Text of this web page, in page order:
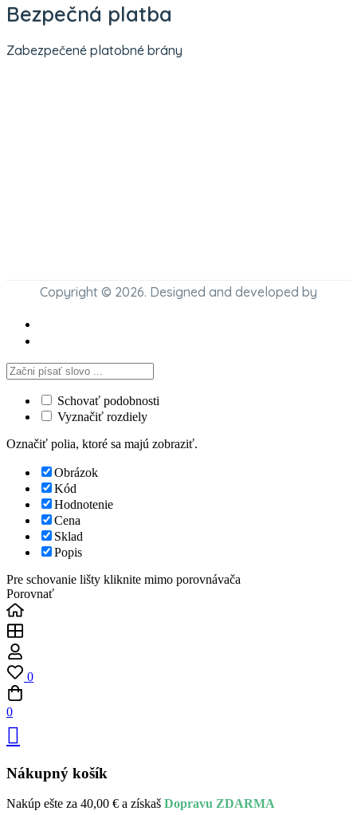
Bezpečná platba
Zabezpečené platobné brány
Copyright © 2026. Designed and developed by
Schovať podobnosti
Vyznačiť rozdiely
Označiť polia, ktoré sa majú zobraziť.
Obrázok
Kód
Hodnotenie
Cena
Sklad
Popis
Pre schovanie lišty kliknite mimo porovnávača
Porovnať
0
0
Nákupný košík
Nakúp ešte za 40,00 € a získaš Dopravu ZDARMA